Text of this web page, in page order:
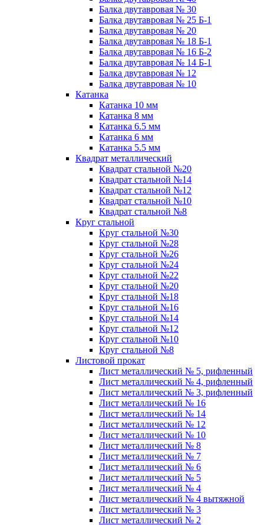
Балка двутавровая № 30
Балка двутавровая № 25 Б-1
Балка двутавровая № 20
Балка двутавровая № 18 Б-1
Балка двутавровая № 16 Б-2
Балка двутавровая № 14 Б-1
Балка двутавровая № 12
Балка двутавровая № 10
Катанка
Катанка 10 мм
Катанка 8 мм
Катанка 6.5 мм
Катанка 6 мм
Катанка 5.5 мм
Квадрат металлический
Квадрат стальной №20
Квадрат стальной №14
Квадрат стальной №12
Квадрат стальной №10
Квадрат стальной №8
Круг стальной
Круг стальной №30
Круг стальной №28
Круг стальной №26
Круг стальной №24
Круг стальной №22
Круг стальной №20
Круг стальной №18
Круг стальной №16
Круг стальной №14
Круг стальной №12
Круг стальной №10
Круг стальной №8
Листовой прокат
Лист металлический № 5, рифленный
Лист металлический № 4, рифленный
Лист металлический № 3, рифленный
Лист металлический № 16
Лист металлический № 14
Лист металлический № 12
Лист металлический № 10
Лист металлический № 8
Лист металлический № 7
Лист металлический № 6
Лист металлический № 5
Лист металлический № 4
Лист металлический № 4 вытяжной
Лист металлический № 3
Лист металлический № 2